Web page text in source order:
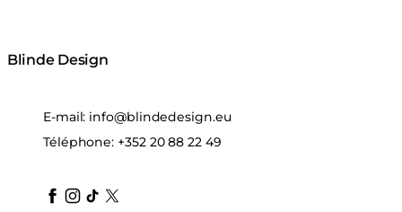
Blinde Design
E-mail: info@blindedesign.eu
Téléphone: +352 20 88 22 49
blindedesign
blindedesign
blindedesign
blinde-design
blindedesign